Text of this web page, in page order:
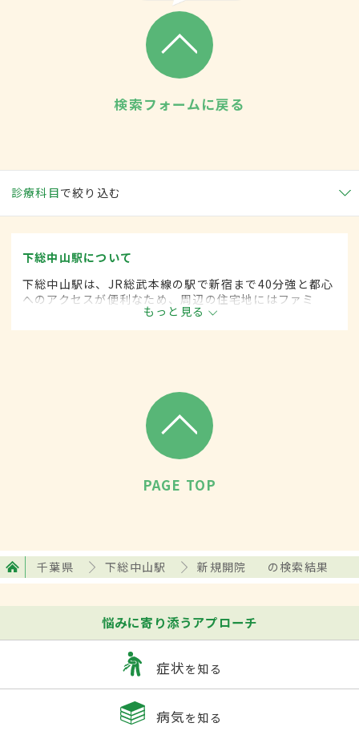
検索フォームに戻る
診療科目で絞り込む
下総中山駅について
下総中山駅は、JR総武本線の駅で新宿まで40分強と都心
へのアクセスが便利なため、周辺の住宅地にはファミ
リー層も多く暮らす。浅草のような佇まいを見せるお寺
など、古い町並みが楽しめるのも魅力のひとつ。
もっと見る
PAGE TOP
千葉県 下総中山駅 新規開院 の検索結果
悩みに寄り添うアプローチ
症状を知る
病気を知る